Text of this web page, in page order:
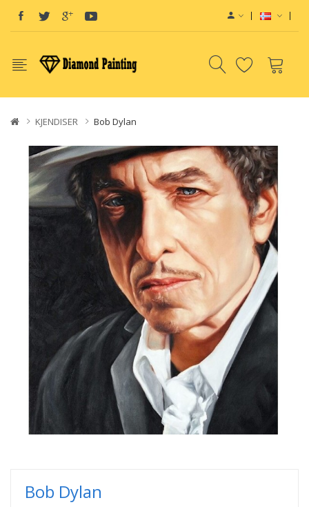
KJENDISER Bob Dylan
Bob Dylan